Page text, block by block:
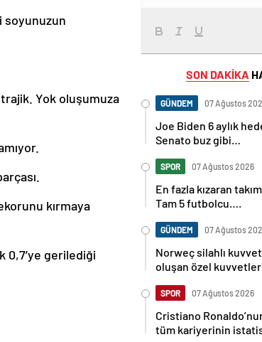
soyunuzun
trajik. Yok oluşumuza
kırmaya
0,7’ye gerilediği
SON DAKİKA
GÜNDEM 07 Ağustos
Joe Biden 6 aylık
Senato buz gibi…
SPOR 07 Ağustos 2026
En fazla kızaran
Tam 5 futbolcu….
GÜNDEM 07 Ağustos
Norweç silahlı
oluşan özel
SPOR 07 Ağustos 2026
Cristiano
tüm kariyerinin